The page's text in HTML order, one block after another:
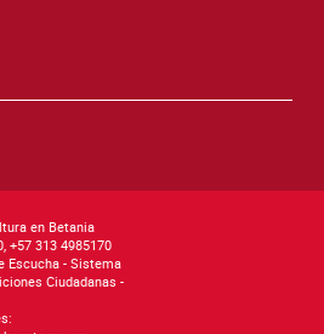
en Betania
+57 313 4985170
Escucha - Sistema
Ciudadanas -